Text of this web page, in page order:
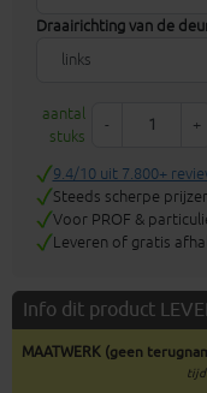
Draairichting van de
aantal
stuks
- +
9.4/10 uit 7.800+
Steeds scherpe
Voor PROF &
Leveren of gratis
Info dit product
MAATWERK (geen